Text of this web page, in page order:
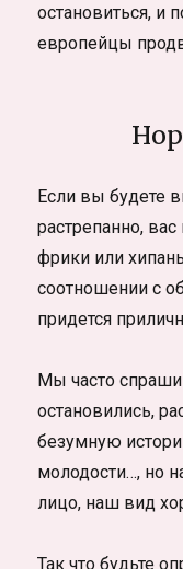
остановиться, и
европейцы
Если вы будете
растрепанно,
фрики или
соотношении с
придется
Мы часто
остановились,
безумную
молодости…, но
лицо, наш вид
Так что будьте